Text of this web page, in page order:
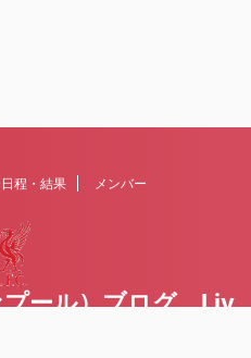
程・結果 メンバー
プール）ブログ Liv